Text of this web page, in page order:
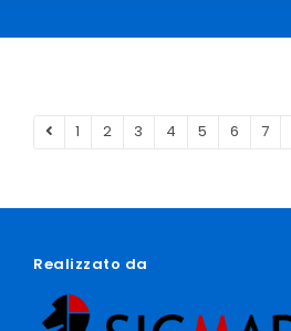
1 2 3 4 5 6 7
Realizzato da